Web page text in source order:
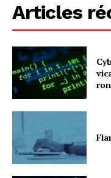
Articles